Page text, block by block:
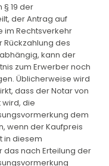
19 der
der Antrag auf
im Rechtsverkehr
des
kann der
zum Erwerber noch
Üblicherweise wird
dass der Notar von
die
dem
wenn der Kaufpreis
in diesem
nach Erteilung der